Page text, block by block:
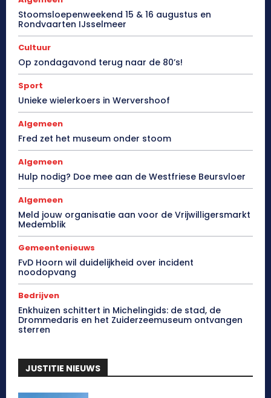
Stoomsloepenweekend 15 & 16 augustus en
Rondvaarten IJsselmeer
Cultuur
Op zondagavond terug naar de 80’s!
Sport
Unieke wielerkoers in Wervershoof
Algemeen
Fred zet het museum onder stoom
Algemeen
Hulp nodig? Doe mee aan de Westfriese Beursvloer
Algemeen
Meld jouw organisatie aan voor de Vrijwilligersmarkt
Medemblik
Gemeentenieuws
FvD Hoorn wil duidelijkheid over incident
noodopvang
Bedrijven
Enkhuizen schittert in Michelingids: de stad, de
Drommedaris en het Zuiderzeemuseum ontvangen
sterren
JUSTITIE NIEUWS